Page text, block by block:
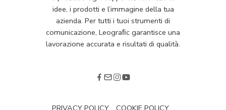
idee, i prodotti e l’immagine della tua
azienda. Per tutti i tuoi strumenti di
comunicazione, Leograﬁc garantisce una
lavorazione accurata e risultati di qualità.
PRIVACY POLICY
COOKIE POLICY